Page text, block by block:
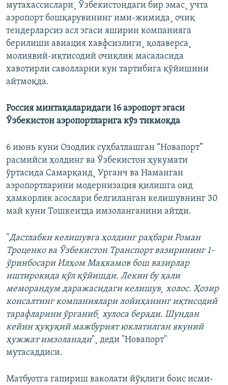
мутахассислари¸ Ўзбекистондаги бир эмас¸ учта
аэропорт бошқарувининг ими-жимида¸ очиқ
тендерларсиз асл эгаси яширин компанияга
берилиши авиация хавфсизлиги¸ қолаверса¸
молиявий-иқтисодий очиқлик масаласида
хавотирли саволларни кун тартибига қўйишини
айтмоқда.
Россия минтақаларидаги 16 аэропорт эгаси
Ўзбекистон аэропортларига кўз тикмоқда
6 июнь куни Озодлик суҳбатлашган “Новапорт”
расмийси ҳолдинг ва Ўзбекистон ҳукумати
ўртасида Самарқанд¸ Урганч ва Наманган
аэропортларини модернизация қилишга оид
ҳамкорлик асослари белгиланган келишувнинг 30
май куни Тошкентда имзоланганини айтди.
"Дастлабки келишувга ҳолдинг раҳбари Роман
Троценко ва Ўзбекистон Транспорт вазирининг 1-
ўринбосари Илҳом Маҳкамов бош вазирлар
иштирокида қўл қўйишди. Лекин бу ҳали
меморандум даражасидаги келишув¸ холос. Ҳозир
консалтинг компаниялари лойиҳанинг иқтисодий
тарафларини ўрганиб¸ хулоса беради. Шундан
кейин ҳуқуқий мажбурият юклатилган якуний
ҳужжат имзоланади"¸ деди "Новапорт"
мутасаддиси.
Матбуотга гапириш ваколати йўқлиги боис исми-